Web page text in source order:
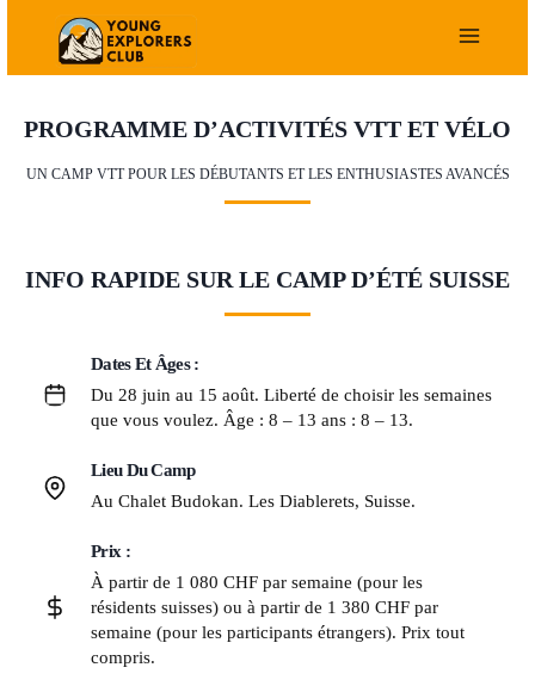
PROGRAMME D’ACTIVITÉS VTT ET VÉLO
UN CAMP VTT POUR LES DÉBUTANTS ET LES ENTHUSIASTES AVANCÉS
INFO RAPIDE SUR LE CAMP D’ÉTÉ SUISSE
Dates Et Âges :
Du 28 juin au 15 août. Liberté de choisir les semaines
que vous voulez. Âge : 8 – 13 ans : 8 – 13.
Lieu Du Camp
Au Chalet Budokan. Les Diablerets, Suisse.
Prix :
À partir de 1 080 CHF par semaine (pour les
résidents suisses) ou à partir de 1 380 CHF par
semaine (pour les participants étrangers). Prix tout
compris.